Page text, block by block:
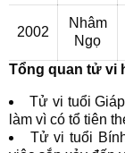
2002
Nhâm
Ngọ
Tổng quan tử vi
Tử vi tuổi
làm vì có tổ tiên
Tử vi tuổi